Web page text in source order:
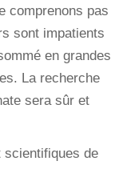
comprenons pas
sont impatients
en grandes
La recherche
sera sûr et
scientifiques de